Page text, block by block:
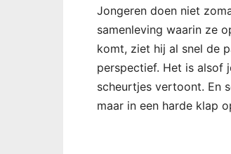
Jongeren doen niet
samenleving waarin ze
komt, ziet hij al snel de
perspectief. Het is alsof
scheurtjes vertoont. En
maar in een harde klap